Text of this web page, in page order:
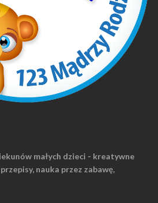
małych dzieci - kreatywne
nauka przez zabawę,